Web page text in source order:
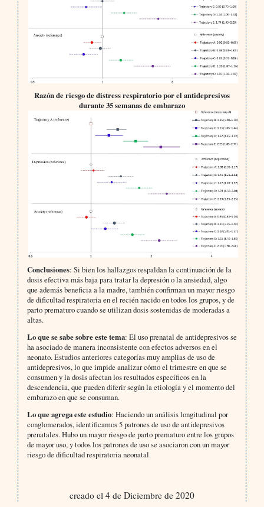
Razón de riesgo de distress respiratorio por el antidepresivos
durante 35 semanas de embarazo
Conclusiones: Si bien los hallazgos respaldan la continuación de la
dosis efectiva más baja para tratar la depresión o la ansiedad, algo
que además beneficia a la madre, también confirman un mayor riesgo
de dificultad respiratoria en el recién nacido en todos los grupos, y de
parto prematuro cuando se utilizan dosis sostenidas de moderadas a
altas.
Lo que se sabe sobre este tema: El uso prenatal de antidepresivos se
ha asociado de manera inconsistente con efectos adversos en el
neonato. Estudios anteriores categorías muy amplias de uso de
antidepresivos, lo que impide analizar cómo el trimestre en que se
consumen y la dosis afectan los resultados específicos en la
descendencia, que pueden diferir según la etiología y el momento del
embarazo en que se consuman.
Lo que agrega este estudio: Haciendo un análisis longitudinal por
conglomerados, identificamos 5 patrones de uso de antidepresivos
prenatales. Hubo un mayor riesgo de parto prematuro entre los grupos
de mayor uso, y todos los patrones de uso se asociaron con un mayor
riesgo de dificultad respiratoria neonatal.
creado el 4 de Diciembre de 2020